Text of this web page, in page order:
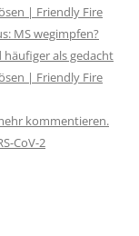
| Friendly Fire
MS wegimpfen?
als gedacht
| Friendly Fire
kommentieren.
CoV-2